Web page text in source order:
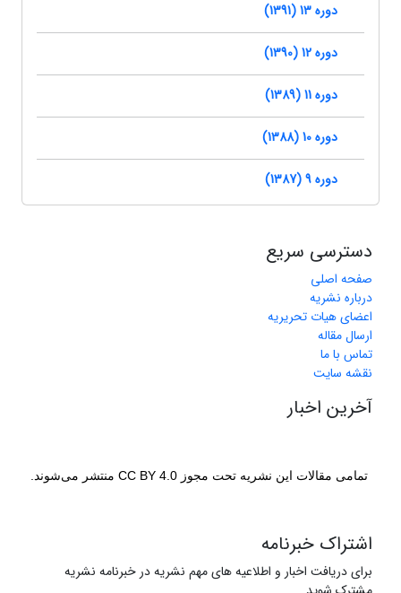
دوره 13 (1391)
دوره 12 (1390)
دوره 11 (1389)
دوره 10 (1388)
دوره 9 (1387)
دسترسی سریع
صفحه اصلی
درباره نشریه
اعضای هیات تحریریه
ارسال مقاله
تماس با ما
نقشه سایت
آخرین اخبار
تمامی مقالات این نشریه تحت مجوز CC BY 4.0 منتشر می‌شوند.
اشتراک خبرنامه
برای دریافت اخبار و اطلاعیه های مهم نشریه در خبرنامه نشریه